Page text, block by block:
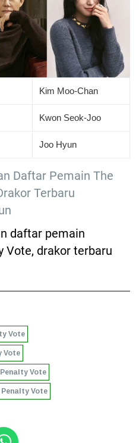
Kim Moo-Chan
Kwon Seok-Joo
Joo Hyun
Daftar Pemain The
Terbaru
daftar pemain
Vote, drakor terbaru
Vote
Vote
Vote
Vote